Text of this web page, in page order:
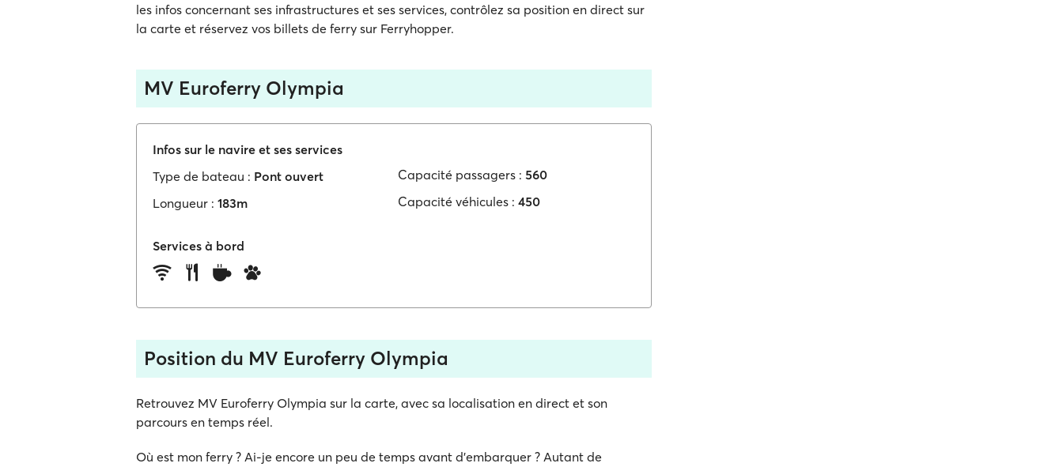
les infos concernant ses infrastructures et ses services, contrôlez sa position en direct sur
la carte et réservez vos billets de ferry sur Ferryhopper.
MV Euroferry Olympia
Infos sur le navire et ses services
Type de bateau : Pont ouvert
Longueur : 183m
Capacité passagers : 560
Capacité véhicules : 450
Services à bord
Position du MV Euroferry Olympia
Retrouvez MV Euroferry Olympia sur la carte, avec sa localisation en direct et son
parcours en temps réel.
Où est mon ferry ? Ai-je encore un peu de temps avant d'embarquer ? Autant de